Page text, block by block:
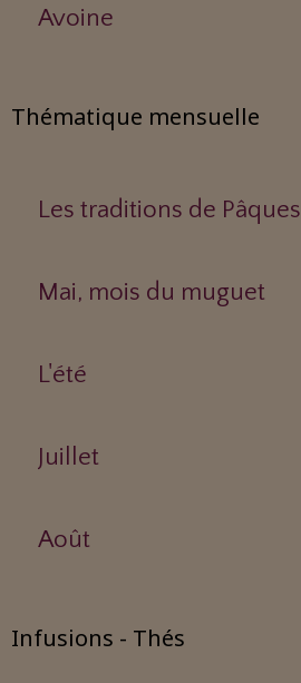
Avoine
Thématique mensuelle
Les traditions de Pâques
Mai, mois du muguet
L'été
Juillet
Août
Infusions - Thés